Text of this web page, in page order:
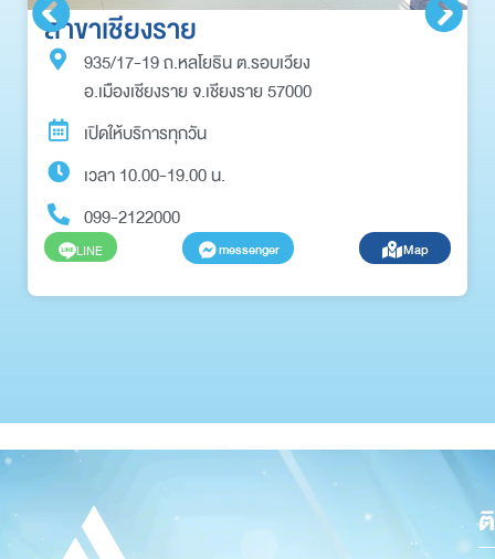
สาขาเชียงราย
935/17-19 ถ.หลโยธิน ต.รอบเวียง
อ.เมืองเชียงราย จ.เชียงราย 57000
เปิดให้บริการทุกวัน
เวลา 10.00-19.00 น.
099-2122000
LINE messenger Map